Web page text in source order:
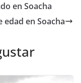
en Soacha
en Soacha